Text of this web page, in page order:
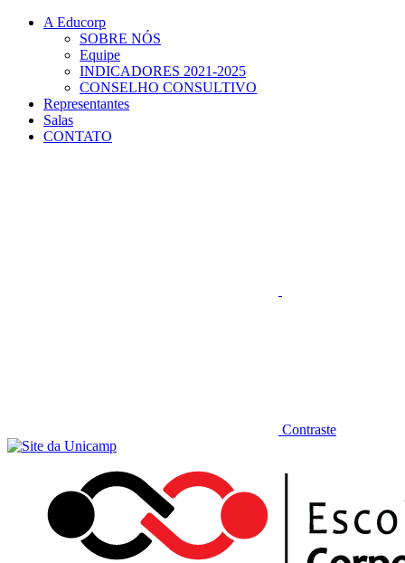
Conteúdo principal
A Educorp
SOBRE NÓS
Equipe
INDICADORES 2021-2025
CONSELHO CONSULTIVO
Representantes
Salas
CONTATO
Contraste